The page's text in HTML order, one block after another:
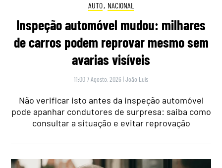
AUTO, NACIONAL
Inspeção automóvel mudou: milhares
de carros podem reprovar mesmo sem
avarias visíveis
11:00 7 Agosto, 2026 |João Luís
Não verificar isto antes da inspeção automóvel
pode apanhar condutores de surpresa: saiba como
consultar a situação e evitar reprovação